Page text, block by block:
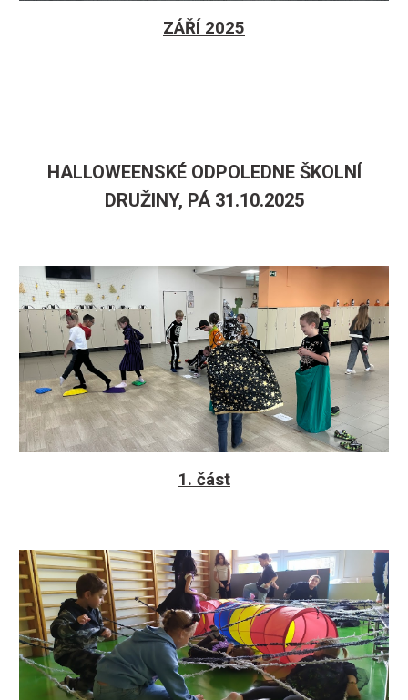
ZÁŘÍ 2025
HALLOWEENSKÉ ODPOLEDNE ŠKOLNÍ
DRUŽINY, PÁ 31.10.2025
1. část